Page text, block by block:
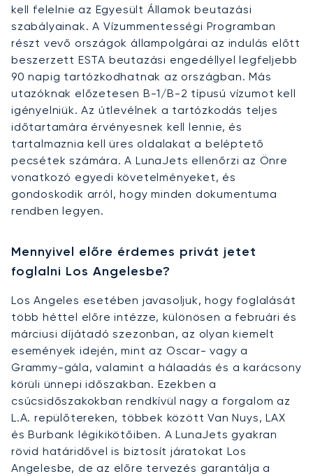
kell felelnie az Egyesült Államok beutazási
szabályainak. A Vízummentességi Programban
részt vevő országok állampolgárai az indulás előtt
beszerzett ESTA beutazási engedéllyel legfeljebb
90 napig tartózkodhatnak az országban. Más
utazóknak előzetesen B-1/B-2 típusú vízumot kell
igényelniük. Az útlevélnek a tartózkodás teljes
időtartamára érvényesnek kell lennie, és
tartalmaznia kell üres oldalakat a beléptető
pecsétek számára. A LunaJets ellenőrzi az Önre
vonatkozó egyedi követelményeket, és
gondoskodik arról, hogy minden dokumentuma
rendben legyen.
Mennyivel előre érdemes privát jetet
foglalni Los Angelesbe?
Los Angeles esetében javasoljuk, hogy foglalását
több héttel előre intézze, különösen a februári és
márciusi díjátadó szezonban, az olyan kiemelt
események idején, mint az Oscar- vagy a
Grammy-gála, valamint a hálaadás és a karácsony
körüli ünnepi időszakban. Ezekben a
csúcsidőszakokban rendkívül nagy a forgalom az
L.A. repülőtereken, többek között Van Nuys, LAX
és Burbank légikikötőiben. A LunaJets gyakran
rövid határidővel is biztosít járatokat Los
Angelesbe, de az előre tervezés garantálja a